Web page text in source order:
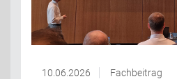
10.06.2026 Fachbeitrag